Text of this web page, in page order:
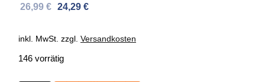
Ursprünglicher
war:
26,99 € Aktueller
ist:
24,29 €
inkl. MwSt. zzgl. Versandkosten
146 vorrätig